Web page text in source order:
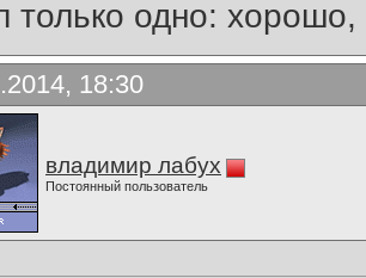
только одно:
18:30
владимир лабух
Постоянный пользователь